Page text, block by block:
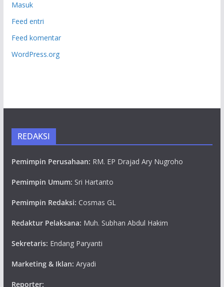
Masuk
Feed entri
Feed komentar
WordPress.org
REDAKSI
Pemimpin Perusahaan: RM. EP Drajad Ary Nugroho
Pemimpin Umum: Sri Hartanto
Pemimpin Redaksi: Cosmas GL
Redaktur Pelaksana: Muh. Subhan Abdul Hakim
Sekretaris: Endang Paryanti
Marketing & Iklan: Aryadi
Reporter: